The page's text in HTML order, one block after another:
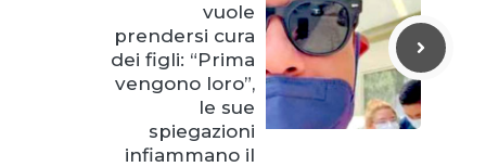
vuole
prendersi cura
dei figli: “Prima
vengono loro”,
le sue
spiegazioni
infiammano il